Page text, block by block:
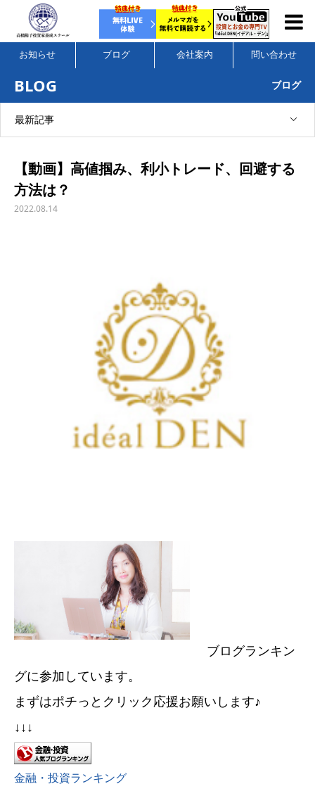
お知らせ ブログ 会社案内 問い合わせ
BLOG ブログ
最新記事
【動画】高値掴み、利小トレード、回避する
方法は？
2022.08.14
ブログランキン
グに参加しています。
まずはポチっとクリック応援お願いします♪
↓↓↓
金融・投資ランキング